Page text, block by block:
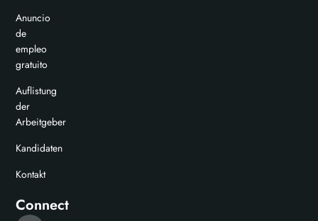
Anuncio
de
empleo
gratuito
Auflistung
der
Arbeitgeber
Kandidaten
Kontakt
Connect